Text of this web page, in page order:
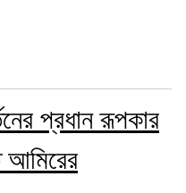
প্রধান রূপকার
আমিরের